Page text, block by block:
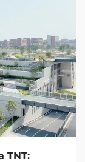
TNT: